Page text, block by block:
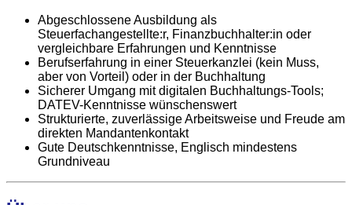
Abgeschlossene Ausbildung als
Steuerfachangestellte:r, Finanzbuchhalter:in oder
vergleichbare Erfahrungen und Kenntnisse
Berufserfahrung in einer Steuerkanzlei (kein Muss,
aber von Vorteil) oder in der Buchhaltung
Sicherer Umgang mit digitalen Buchhaltungs-Tools;
DATEV-Kenntnisse wünschenswert
Strukturierte, zuverlässige Arbeitsweise und Freude am
direkten Mandantenkontakt
Gute Deutschkenntnisse, Englisch mindestens
Grundniveau